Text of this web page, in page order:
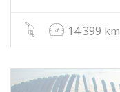
14 399 km